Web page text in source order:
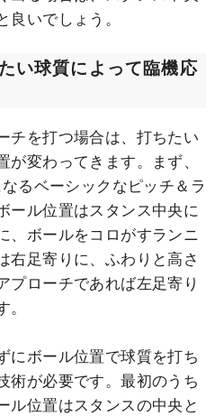
良いでしょう。
い球質によって臨機応
チを打つ場合は、打ちたい
変わってきます。まず、
るベーシックなピッチ＆ラ
ール位置はスタンス中央に
、ボールをコロがすランニ
右足寄りに、ふわりと高さ
プローチであれば左足寄り
にボール位置で球質を打ち
術が必要です。最初のうち
ル位置はスタンスの中央と